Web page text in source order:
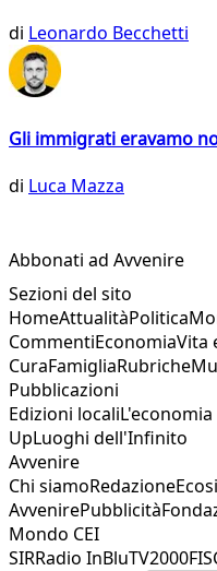
di Leonardo Becchetti
Gli immigrati eravamo
di Luca Mazza
Abbonati ad Avvenire
Sezioni del sito
HomeAttualitàPolitica
CommentiEconomiaVita
CuraFamigliaRubriche
Pubblicazioni
Edizioni locali
UpLuoghi dell'Infinito
Avvenire
Chi siamoRedazione
AvvenirePubblicità
Mondo CEI
SIRRadio InBluTV2000